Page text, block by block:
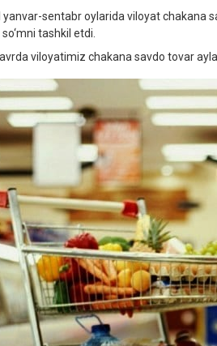
sentabr oylarida viloyat chakana
tashkil etdi.
viloyatimiz chakana savdo tovar